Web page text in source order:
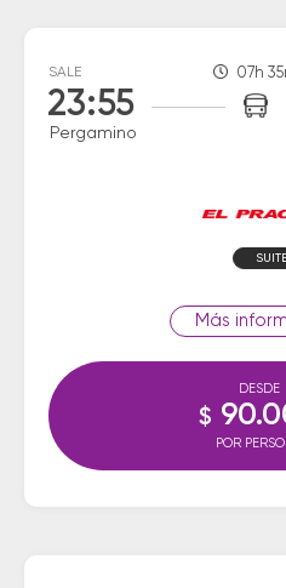
SALE
23:55
Pergamino
07h
DESDE
$
POR